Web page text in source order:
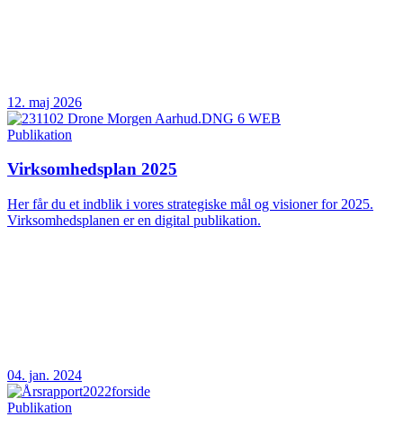
12. maj 2026
Publikation
Virksomhedsplan 2025
Her får du et indblik i vores strategiske mål og visioner for 2025.
Virksomhedsplanen er en digital publikation.
04. jan. 2024
Publikation